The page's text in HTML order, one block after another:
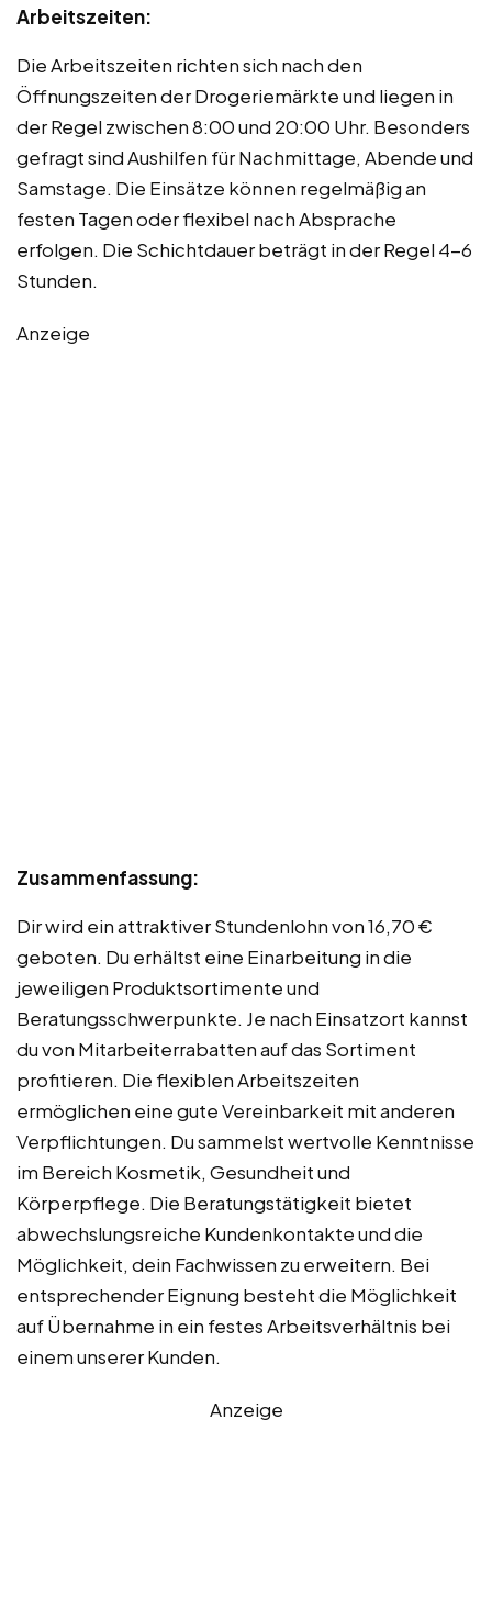
Arbeitszeiten:
Die Arbeitszeiten richten sich nach den
Öffnungszeiten der Drogeriemärkte und liegen in
der Regel zwischen 8:00 und 20:00 Uhr. Besonders
gefragt sind Aushilfen für Nachmittage, Abende und
Samstage. Die Einsätze können regelmäßig an
festen Tagen oder flexibel nach Absprache
erfolgen. Die Schichtdauer beträgt in der Regel 4-6
Stunden.
Anzeige
Zusammenfassung:
Dir wird ein attraktiver Stundenlohn von 16,70 €
geboten. Du erhältst eine Einarbeitung in die
jeweiligen Produktsortimente und
Beratungsschwerpunkte. Je nach Einsatzort kannst
du von Mitarbeiterrabatten auf das Sortiment
profitieren. Die flexiblen Arbeitszeiten
ermöglichen eine gute Vereinbarkeit mit anderen
Verpflichtungen. Du sammelst wertvolle Kenntnisse
im Bereich Kosmetik, Gesundheit und
Körperpflege. Die Beratungstätigkeit bietet
abwechslungsreiche Kundenkontakte und die
Möglichkeit, dein Fachwissen zu erweitern. Bei
entsprechender Eignung besteht die Möglichkeit
auf Übernahme in ein festes Arbeitsverhältnis bei
einem unserer Kunden.
Anzeige